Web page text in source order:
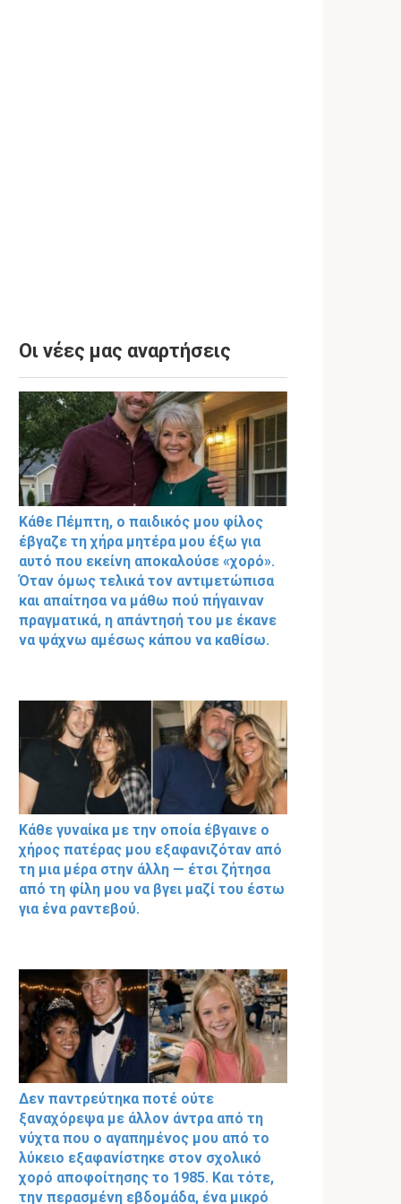
Οι νέες μας αναρτήσεις
Κάθε Πέμπτη, ο παιδικός μου φίλος
έβγαζε τη χήρα μητέρα μου έξω για
αυτό που εκείνη αποκαλούσε «χορό».
Όταν όμως τελικά τον αντιμετώπισα
και απαίτησα να μάθω πού πήγαιναν
πραγματικά, η απάντησή του με έκανε
να ψάχνω αμέσως κάπου να καθίσω.
Κάθε γυναίκα με την οποία έβγαινε ο
χήρος πατέρας μου εξαφανιζόταν από
τη μια μέρα στην άλλη — έτσι ζήτησα
από τη φίλη μου να βγει μαζί του έστω
για ένα ραντεβού.
Δεν παντρεύτηκα ποτέ ούτε
ξαναχόρεψα με άλλον άντρα από τη
νύχτα που ο αγαπημένος μου από το
λύκειο εξαφανίστηκε στον σχολικό
χορό αποφοίτησης το 1985. Και τότε,
την περασμένη εβδομάδα, ένα μικρό